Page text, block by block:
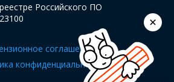
Российского ПО
соглашение
конфиденциальности